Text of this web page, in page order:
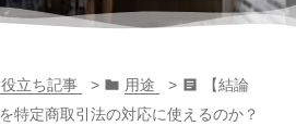
立ち記事 用途
【結論
特定商取引法の対応に使えるのか？